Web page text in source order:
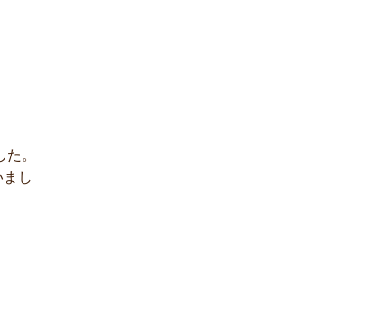
。
し